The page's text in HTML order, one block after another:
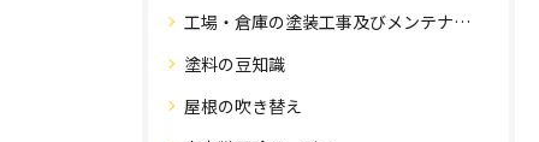
工場・倉庫の塗装工事及びメンテナンス
塗料の豆知識
屋根の吹き替え